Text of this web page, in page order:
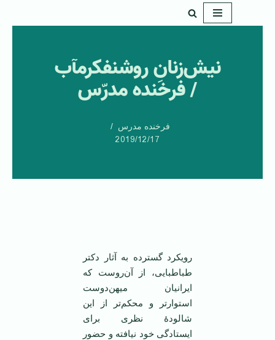
نیش‌زنانِ روشنفکرمآب
/ فرخنده مدرّس
فرخنده مدرس
2019/12/17
رویکرد گسترده به آثار دکتر
طباطبایی، از آن‌روست که
ایرانیان میهن‌دوست
استوارتر و محکم‌تر از این
شالودۀ نظری برای
ایستادگی خود نیافته و حضور